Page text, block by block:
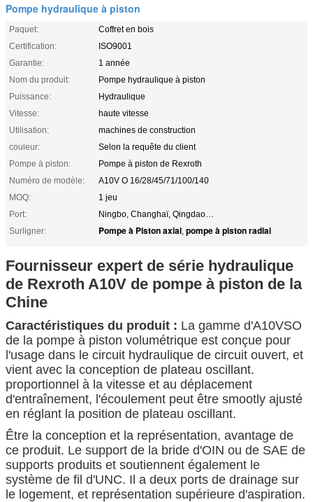
Pompe hydraulique à piston
Paquet:
Coffret en bois
Certification:
ISO9001
Garantie:
1 année
Nom du produit:
Pompe hydraulique à piston
Puissance:
Hydraulique
Vitesse:
haute vitesse
Utilisation:
machines de construction
couleur:
Selon la requête du client
Pompe à piston:
Pompe à piston de Rexroth
Numéro de modèle:
A10V O 16/28/45/71/100/140
MOQ:
1 jeu
Port:
Ningbo, Changhaï, Qingdao…
Surligner:
Pompe à Piston axial, pompe à piston radial
Fournisseur expert de série hydraulique
de Rexroth A10V de pompe à piston de la
Chine
Caractéristiques du produit : La gamme d'A10VSO
de la pompe à piston volumétrique est conçue pour
l'usage dans le circuit hydraulique de circuit ouvert, et
vient avec la conception de plateau oscillant.
proportionnel à la vitesse et au déplacement
d'entraînement, l'écoulement peut être smootly ajusté
en réglant la position de plateau oscillant.
Être la conception et la représentation, avantage de
ce produit. Le support de la bride d'OIN ou de SAE de
supports produits et soutiennent également le
système de fil d'UNC. Il a deux ports de drainage sur
le logement, et représentation supérieure d'aspiration.